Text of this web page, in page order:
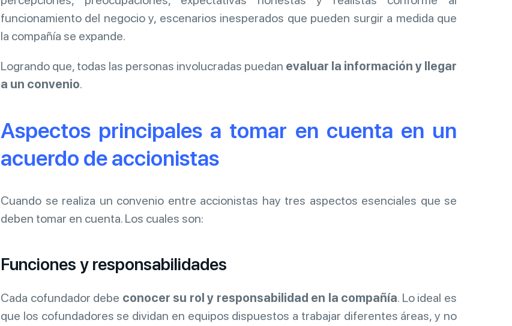
funcionamiento del negocio y, escenarios inesperados que pueden surgir a medida que
la compañía se expande.
Logrando que, todas las personas involucradas puedan evaluar la información y llegar
a un convenio.
Aspectos principales a tomar en cuenta en un
acuerdo de accionistas
Cuando se realiza un convenio entre accionistas hay tres aspectos esenciales que se
deben tomar en cuenta. Los cuales son:
Funciones y responsabilidades
Cada cofundador debe conocer su rol y responsabilidad en la compañía. Lo ideal es
que los cofundadores se dividan en equipos dispuestos a trabajar diferentes áreas, y no